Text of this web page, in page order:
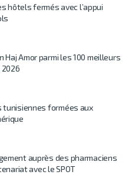
hôtels fermés avec l’appui
Haj Amor parmi les 100 meilleurs
2026
tunisiennes formées aux
auprès des pharmaciens
avec le SPOT